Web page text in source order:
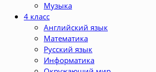
Музыка
4 класс
Английский язык
Математика
Русский язык
Информатика